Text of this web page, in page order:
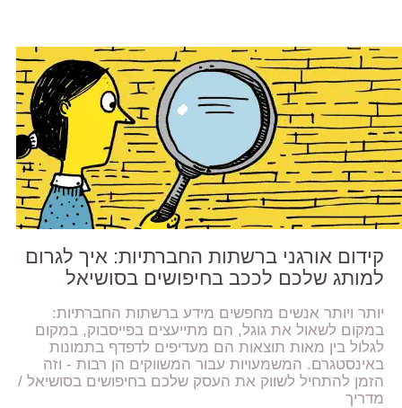
קידום אורגני ברשתות החברתיות: איך לגרום
למותג שלכם לככב בחיפושים בסושיאל
יותר ויותר אנשים מחפשים מידע ברשתות החברתיות:
במקום לשאול את גוגל, הם מתייעצים בפייסבוק, במקום
לגלול בין מאות תוצאות הם מעדיפים לדפדף בתמונות
באינסטגרם. המשמעויות עבור המשווקים הן רבות - וזה
הזמן להתחיל לשווק את העסק שלכם בחיפושים בסושיאל /
מדריך